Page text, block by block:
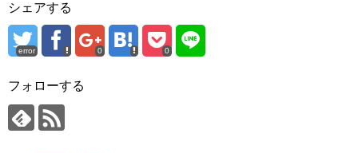
シェアする
error 0 0
フォローする